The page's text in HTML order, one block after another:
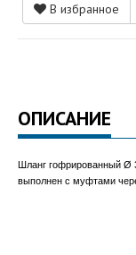
В избранное
ОПИСАНИЕ
Шланг гофрированный Ø
выполнен с муфтами